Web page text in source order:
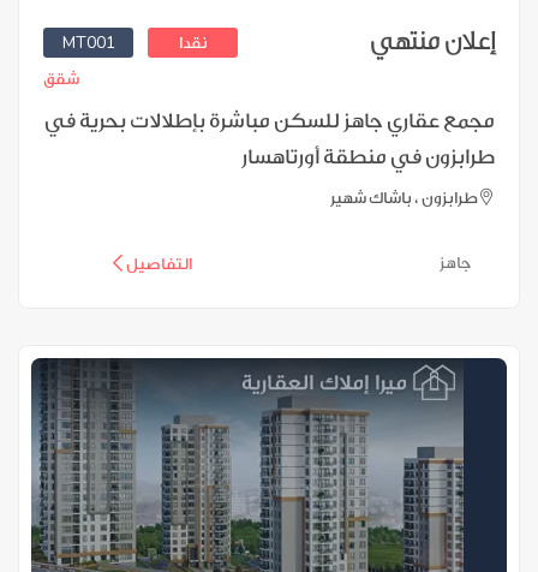
MT001 نقدا إعلان منتهي
شقق
مجمع عقاري جاهز للسكن مباشرة بإطلالات بحرية في
طرابزون في منطقة أورتاهسار
طرابزون ، باشاك شهير
التفاصيل